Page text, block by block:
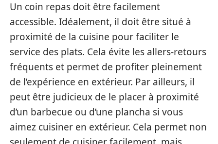
Un coin repas doit être facilement
accessible. Idéalement, il doit être situé à
proximité de la cuisine pour faciliter le
service des plats. Cela évite les allers-retours
fréquents et permet de profiter pleinement
de l’expérience en extérieur. Par ailleurs, il
peut être judicieux de le placer à proximité
d’un barbecue ou d’une plancha si vous
aimez cuisiner en extérieur. Cela permet non